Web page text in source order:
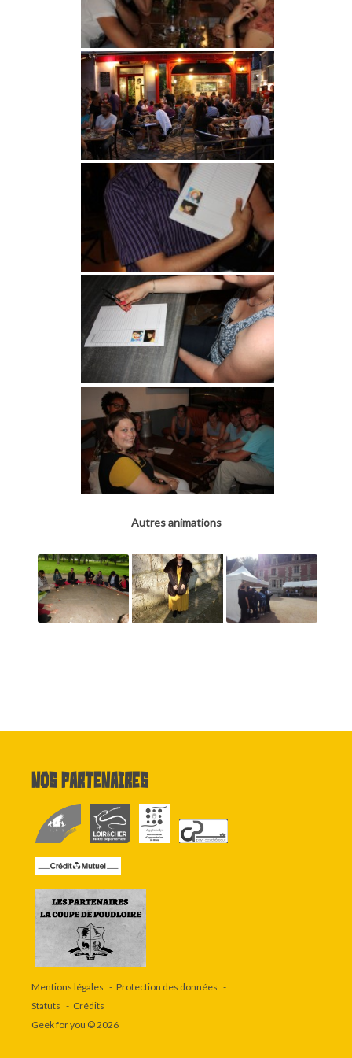
Autres animations
Nos partenaires
Mentions légales
Protection des données
Statuts
Crédits
Geek for you © 2026